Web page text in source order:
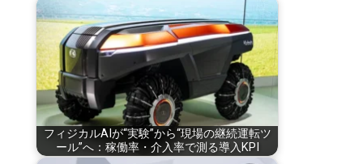
フィジカルAIが“実験”から“現場の継続運転ツ
ール”へ：稼働率・介入率で測る導入KPI